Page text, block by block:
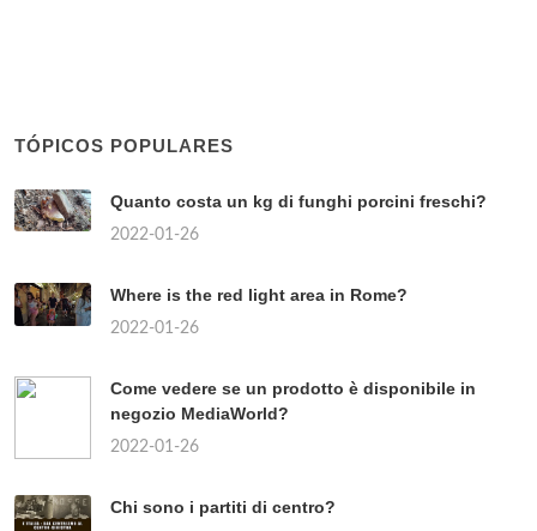
TÓPICOS POPULARES
Quanto costa un kg di funghi porcini freschi?
2022-01-26
Where is the red light area in Rome?
2022-01-26
Come vedere se un prodotto è disponibile in
negozio MediaWorld?
2022-01-26
Chi sono i partiti di centro?